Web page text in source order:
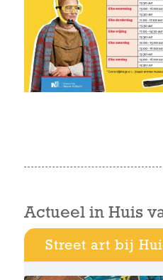
Actueel in Huis
Street art bij